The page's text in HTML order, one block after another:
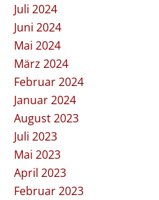
Juli 2024
Juni 2024
Mai 2024
März 2024
Februar 2024
Januar 2024
August 2023
Juli 2023
Mai 2023
April 2023
Februar 2023